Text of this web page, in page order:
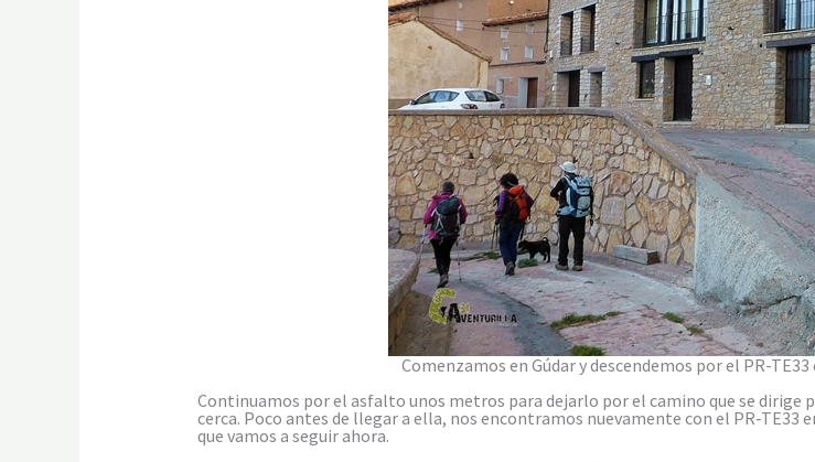
Comenzamos en Gúdar y descendemos por el PR-
Continuamos por el asfalto unos metros para dejarlo por el camino que se dirige
cerca. Poco antes de llegar a ella, nos encontramos nuevamente con el PR-
que vamos a seguir ahora.